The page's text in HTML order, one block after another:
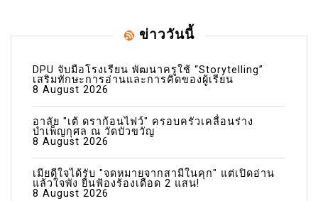
ข่าววันนี้
DPU จับมือโรงเรียน พัฒนาครูใช้ “Storytelling”
เสริมทักษะการอ่านและการคิดของผู้เรียน
8 August 2026
อาลัย "เต้ ดราก้อนไฟว์" ครอบครัวเคลื่อนร่าง
บำเพ็ญกุศล ณ วัดบัวขวัญ
8 August 2026
เมียดีใจได้รับ "จดหมายจากสามีในคุก" แต่เปิดอ่าน
แล้วใจพัง ยื่นฟ้องร้องเดือด 2 แสน!
8 August 2026